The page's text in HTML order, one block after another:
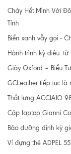
Cháy Hết Mình Với
Tính
Biển xanh vẫy gọi -
Hành trình kỳ diệu:
Giày Oxford – Biểu
GCLeather tiếp tục
Thắt lưng ACCIAIO
Cặp laptop Gianni
Bảo dưỡng định kỳ
Ví đựng thẻ ADPEL